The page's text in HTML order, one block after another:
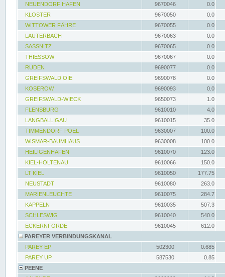
NEUENDORF HAFEN
9670046
0.0
KLOSTER
9670050
0.0
WITTOWER FÄHRE
9670055
0.0
LAUTERBACH
9670063
0.0
SASSNITZ
9670065
0.0
THIESSOW
9670067
0.0
RUDEN
9690077
0.0
GREIFSWALD OIE
9690078
0.0
KOSEROW
9690093
0.0
GREIFSWALD-WIECK
9650073
1.0
FLENSBURG
9610010
4.0
LANGBALLIGAU
9610015
35.0
TIMMENDORF POEL
9630007
100.0
WISMAR-BAUMHAUS
9630008
100.0
HEILIGENHAFEN
9610070
123.0
KIEL-HOLTENAU
9610066
150.0
LT KIEL
9610050
177.75
NEUSTADT
9610080
263.0
MARIENLEUCHTE
9610075
284.7
KAPPELN
9610035
507.3
SCHLESWIG
9610040
540.0
ECKERNFÖRDE
9610045
612.0
PAREYER VERBINDUNGSKANAL
PAREY EP
502300
0.685
PAREY UP
587530
0.85
PEENE